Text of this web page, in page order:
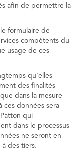
afin de permettre la
formulaire de
compétents du
usage de ces
qu’elles
des finalités
dans la mesure
ces données sera
qui
dans le processus
ne seront en
à des tiers.